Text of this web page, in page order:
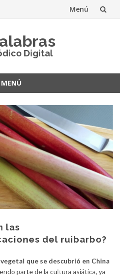
Menú
Digital
MENÚ
las
del ruibarbo?
que se descubrió en China
parte de la cultura asiática, ya